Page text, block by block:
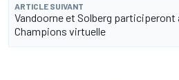
ARTICLE SUIVANT
Vandoorne et Solberg participeront
Champions virtuelle